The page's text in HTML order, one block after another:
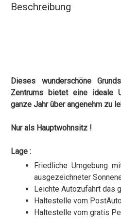
Beschreibung
Dieses wunderschöne
Zentrums bietet eine ideale
ganze Jahr über angenehm zu
Nur als Hauptwohnsitz !
Lage :
Friedliche Umgebung
ausgezeichneter
Leichte Autozufahrt das
Haltestelle vom
Haltestelle vom gratis